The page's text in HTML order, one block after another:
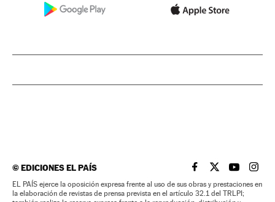
©EDICIONES EL PAÍS EL PAÍS BRASIL EN
EL PAÍSEL PAÍS
EL
EL PAÍS ejerce la oposición expresa frente al uso de sus obras y prestaciones en
la elaboración de revistas de prensa prevista en el artículo 32.1 del TRLPI;